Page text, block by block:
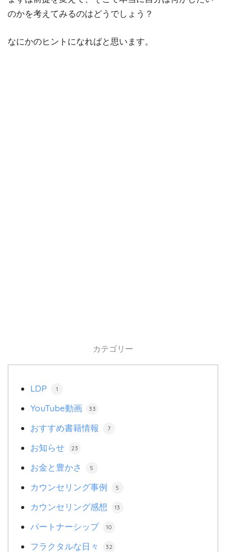
のかを考えてみるのはどうでしょう？
なにかのヒントになればと思います。
カテゴリー
LDP 1
YouTube動画 33
おすすめ書籍情報 7
お知らせ 23
お金と豊かさ 5
カウンセリング事例 5
カウンセリング感想 13
パートナーシップ 10
フラクタルな日々 32